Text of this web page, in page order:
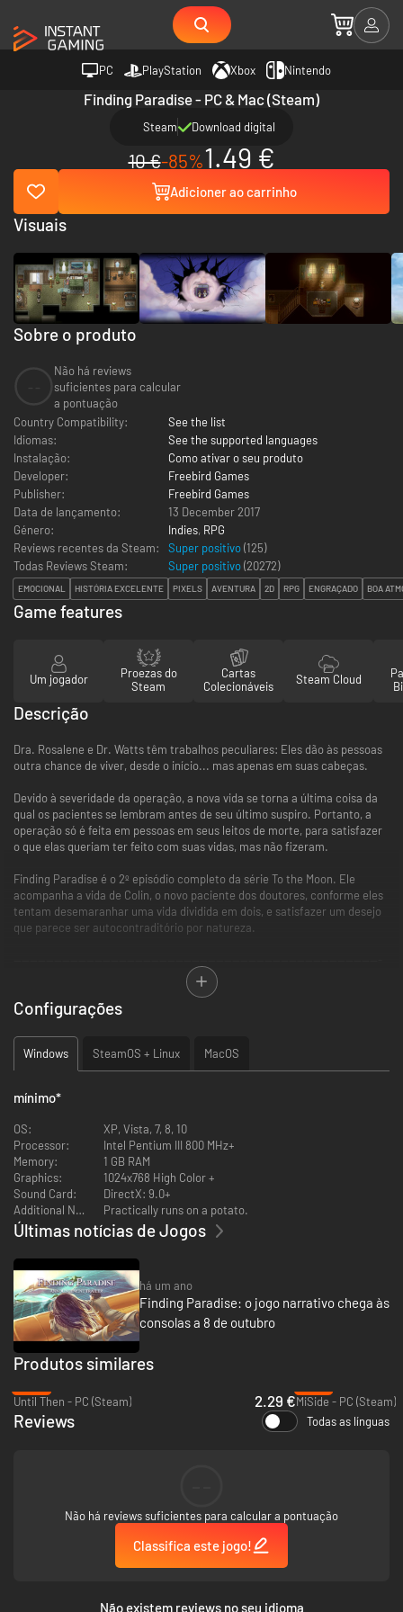
PC PlayStation Xbox Nintendo
Finding Paradise - PC & Mac (Steam)
Steam Download digital
10 €-85%1.49 €
Adicioner ao carrinho
Sobre o produto
Não há reviews
suficientes para calcular
a pontuação
Country Compatibility:
See the list
Idiomas:
See the supported languages
Instalação:
Como ativar o seu produto
Developer:
Freebird Games
Publisher:
Freebird Games
Data de lançamento:
13 December 2017
Género:
Indies, RPG
Reviews recentes da Steam:
Super positivo(125)
Todas Reviews Steam:
Super positivo(20272)
EMOCIONAL HISTÓRIA EXCELENTE PIXELS AVENTURA 2D RPG ENGRAÇADO BOA
Visuais
Game features
Um jogador
Proezas do
Steam
Cartas
Colecionáveis
Steam Cloud
Descrição
Dra. Rosalene e Dr. Watts têm trabalhos peculiares: Eles dão às pessoas
outra chance de viver, desde o início... mas apenas em suas cabeças.
Devido à severidade da operação, a nova vida se torna a última coisa da
qual os pacientes se lembram antes de seu último suspiro. Portanto, a
operação só é feita em pessoas em seus leitos de morte, para satisfazer
o que elas queriam ter feito com suas vidas, mas não fizeram.
Finding Paradise é o 2º episódio completo da série To the Moon. Ele
acompanha a vida de Colin, o novo paciente dos doutores, conforme eles
tentam desemaranhar uma vida dividida em dois, e satisfazer um desejo
que parece ser autocontraditório por natureza.
* Assim como To the Moon, este é um jogo completo independente. Não é
necessário ter jogado nenhum outro jogo anterior da série.
Configurações
Windows SteamOS + Linux MacOS
mínimo*
OS:
XP, Vista, 7, 8, 10
Processor:
Intel Pentium III 800 MHz+
Memory:
1 GB RAM
Graphics:
1024x768 High Color +
Sound Card:
DirectX: 9.0+
Additional Notes:
Practically runs on a potato.
Últimas notícias de Jogos
há um ano
Finding Paradise: o jogo narrativo chega às
consolas a 8 de outubro
Produtos similares
Until Then - PC (Steam)
2.29 €MiSide - PC (Steam)
Reviews Todas as línguas
Não há reviews suficientes para calcular a pontuação
Classifica este jogo!
Não existem reviews no seu idioma